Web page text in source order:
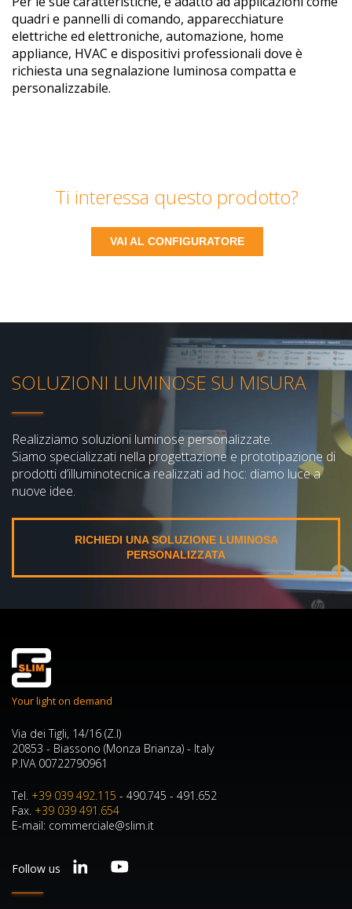
quadri e pannelli di comando, apparecchiature
elettriche ed elettroniche, automazione, home
appliance, HVAC e dispositivi professionali dove è
richiesta una segnalazione luminosa compatta e
personalizzabile.
Ti interessa questo prodotto?
VAI AL CONFIGURATORE
SOLUZIONI LUMINOSE SU MISURA
Realizziamo soluzioni luminose personalizzate.
Siamo specializzati nella progettazione e prototipazione di
prodotti d’illuminotecnica realizzati ad hoc: diamo luce a
nuove idee.
RICHIEDI UNA SOLUZIONE LUMINOSA
PERSONALIZZATA
Your light on demand
Via dei Tigli, 14/16 (Z.I)
20853 - Biassono (Monza Brianza) - Italy
P.IVA 00722790961
Tel. +39 039 492.115 - 490.745 - 491.652
Fax. +39 039 491.654
E-mail: commerciale@slim.it
Follow us